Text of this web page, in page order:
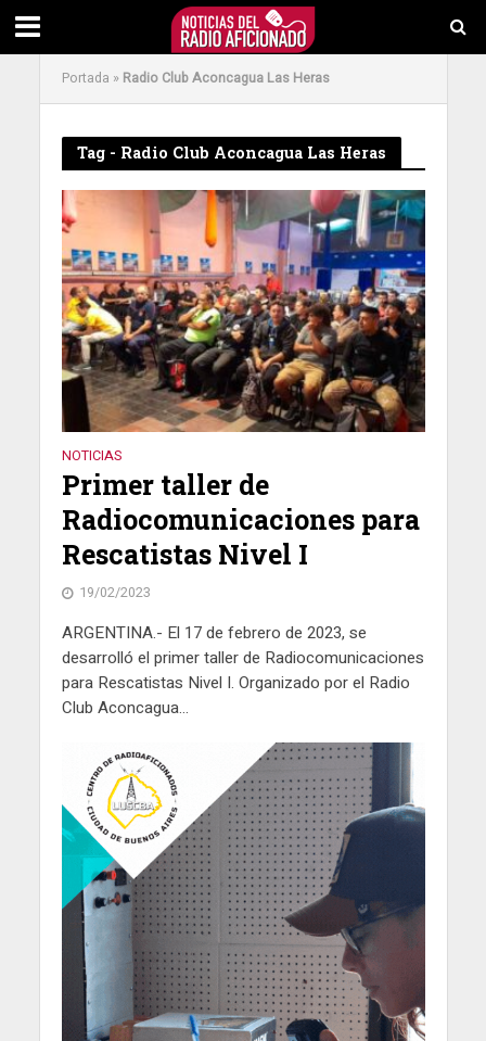
Portada » Radio Club Aconcagua Las Heras
Tag - Radio Club Aconcagua Las Heras
NOTICIAS
Primer taller de
Radiocomunicaciones para
Rescatistas Nivel I
19/02/2023
ARGENTINA.- El 17 de febrero de 2023, se
desarrolló el primer taller de Radiocomunicaciones
para Rescatistas Nivel I. Organizado por el Radio
Club Aconcagua...